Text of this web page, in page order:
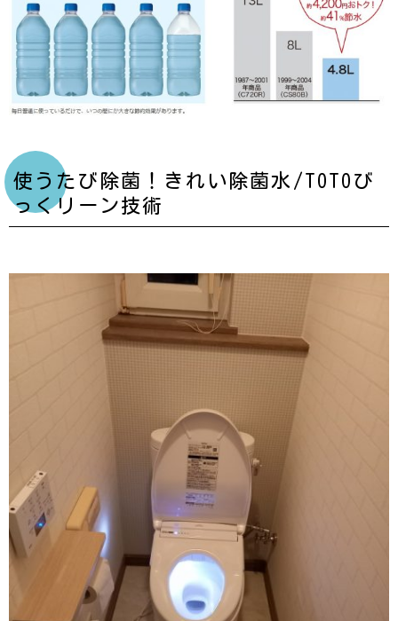
使うたび除菌！きれい除菌水/TOTOび
っくリーン技術